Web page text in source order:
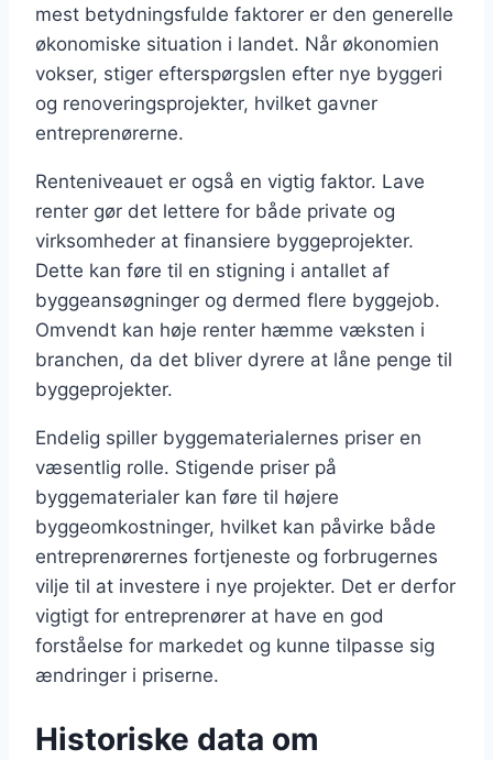
mest betydningsfulde faktorer er den generelle
økonomiske situation i landet. Når økonomien
vokser, stiger efterspørgslen efter nye byggeri
og renoveringsprojekter, hvilket gavner
entreprenørerne.
Renteniveauet er også en vigtig faktor. Lave
renter gør det lettere for både private og
virksomheder at finansiere byggeprojekter.
Dette kan føre til en stigning i antallet af
byggeansøgninger og dermed flere byggejob.
Omvendt kan høje renter hæmme væksten i
branchen, da det bliver dyrere at låne penge til
byggeprojekter.
Endelig spiller byggematerialernes priser en
væsentlig rolle. Stigende priser på
byggematerialer kan føre til højere
byggeomkostninger, hvilket kan påvirke både
entreprenørernes fortjeneste og forbrugernes
vilje til at investere i nye projekter. Det er derfor
vigtigt for entreprenører at have en god
forståelse for markedet og kunne tilpasse sig
ændringer i priserne.
Historiske data om